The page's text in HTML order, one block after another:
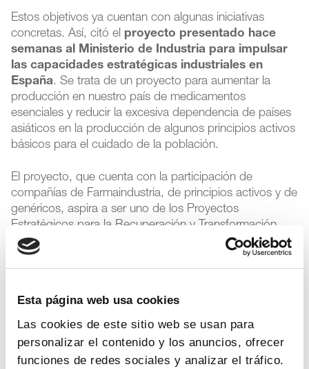
Esta página web usa cookies
Las cookies de este sitio web se usan para
personalizar el contenido y los anuncios, ofrecer
funciones de redes sociales y analizar el tráfico.
Estos objetivos ya cuentan con algunas iniciativas
concretas. Así, citó el proyecto presentado hace
semanas al Ministerio de Industria para impulsar
las capacidades estratégicas industriales en
España. Se trata de un proyecto para aumentar la
producción en nuestro país de medicamentos
esenciales y reducir la excesiva dependencia de países
asiáticos en la producción de algunos principios activos
básicos para el cuidado de la población.
El proyecto, que cuenta con la participación de
compañías de Farmaindustria, de principios activos y de
genéricos, aspira a ser uno de los Proyectos
Estratégicos para la Recuperación y Transformación
Económica (Perte) que apruebe en su momento el
Consejo de Ministros. “Esta iniciativa responde a dos
otro económico y social, puesto que implicaría el
refuerzo del tejido productivo, con sus efectos
consiguientes en empleo y exportación”.